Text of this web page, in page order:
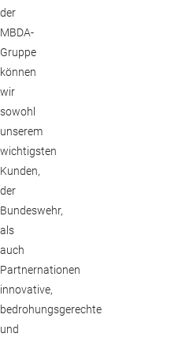
der
MBDA-
Gruppe
können
wir
sowohl
unserem
wichtigsten
Kunden,
der
Bundeswehr,
als
auch
Partnernationen
innovative,
bedrohungsgerechte
und